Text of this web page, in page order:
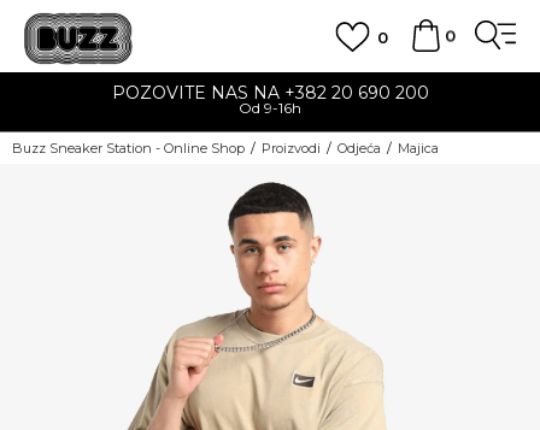
0
0
POZOVITE NAS NA +382 20 690 200
Od 9-16h
Buzz Sneaker Station - Online Shop Proizvodi Odjeća Majica